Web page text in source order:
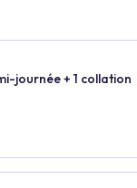
journée + 1 collation